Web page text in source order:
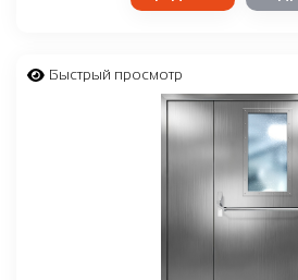
Быстрый просмотр